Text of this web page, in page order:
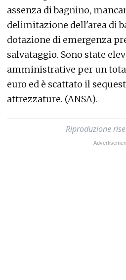
assenza di bagnino,
delimitazione dell'area di
dotazione di emergenza
salvataggio. Sono state
amministrative per un
euro ed è scattato il
attrezzature. (ANSA).
Riproduzione